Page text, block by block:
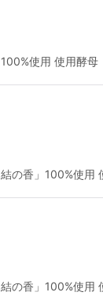
」100%使
結の香」
結の香」